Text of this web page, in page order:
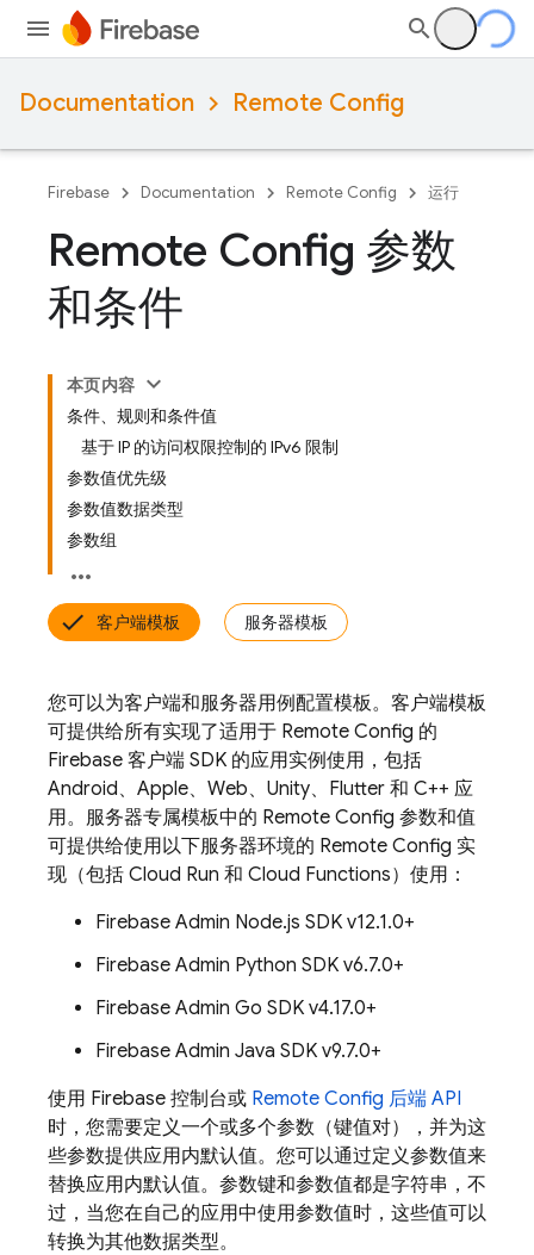
Documentation Remote Config
Firebase Documentation Remote Config 运行
Remote Config 参数
和条件
本页内容
条件、规则和条件值
基于 IP 的访问权限控制的 IPv6 限制
参数值优先级
参数值数据类型
参数组
客户端模板 服务器模板
您可以为客户端和服务器用例配置模板。客户端模板
可提供给所有实现了适用于 Remote Config 的
Firebase 客户端 SDK 的应用实例使用，包括
Android、Apple、Web、Unity、Flutter 和 C++ 应
用。服务器专属模板中的 Remote Config 参数和值
可提供给使用以下服务器环境的 Remote Config 实
现（包括 Cloud Run 和 Cloud Functions）使用：
Firebase Admin Node.js SDK v12.1.0+
Firebase Admin Python SDK v6.7.0+
Firebase Admin Go SDK v4.17.0+
Firebase Admin Java SDK v9.7.0+
使用 Firebase 控制台或 Remote Config 后端 API
时，您需要定义一个或多个参数（键值对），并为这
些参数提供应用内默认值。您可以通过定义参数值来
替换应用内默认值。参数键和参数值都是字符串，不
过，当您在自己的应用中使用参数值时，这些值可以
转换为其他数据类型。